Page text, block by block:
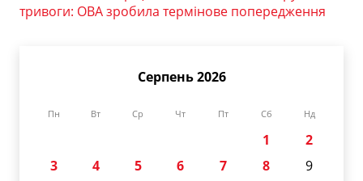
тривоги: ОВА зробила термінове попередження
Серпень 2026
Пн Вт Ср Чт Пт Сб Нд
1
2
3
4 5 6 7 8
9